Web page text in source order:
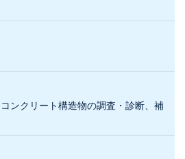
ンクリート構造物の調査・診断、補